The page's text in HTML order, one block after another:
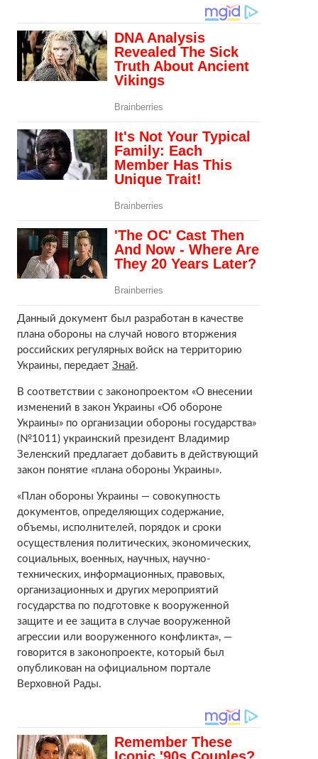
Данный документ был разработан в качестве
плана обороны на случай нового вторжения
российских регулярных войск на территорию
Украины, передает Знай.
В соответствии с законопроектом «О внесении
изменений в закон Украины «Об обороне
Украины» по организации обороны государства»
(№1011) украинский президент Владимир
Зеленский предлагает добавить в действующий
закон понятие «плана обороны Украины».
«План обороны Украины — совокупность
документов, определяющих содержание,
объемы, исполнителей, порядок и сроки
осуществления политических, экономических,
социальных, военных, научных, научно-
технических, информационных, правовых,
организационных и других мероприятий
государства по подготовке к вооруженной
защите и ее защита в случае вооруженной
агрессии или вооруженного конфликта», —
говорится в законопроекте, который был
опубликован на официальном портале
Верховной Рады.